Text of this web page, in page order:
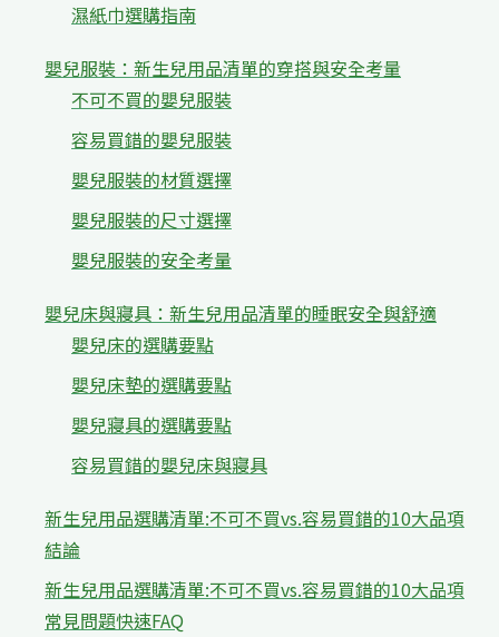
濕紙巾選購指南
嬰兒服裝：新生兒用品清單的穿搭與安全考量
不可不買的嬰兒服裝
容易買錯的嬰兒服裝
嬰兒服裝的材質選擇
嬰兒服裝的尺寸選擇
嬰兒服裝的安全考量
嬰兒床與寢具：新生兒用品清單的睡眠安全與舒適
嬰兒床的選購要點
嬰兒床墊的選購要點
嬰兒寢具的選購要點
容易買錯的嬰兒床與寢具
新生兒用品選購清單:不可不買vs.容易買錯的10大品項
結論
新生兒用品選購清單:不可不買vs.容易買錯的10大品項
常見問題快速FAQ